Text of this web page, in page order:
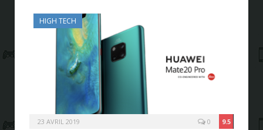
HIGH TECH
23 AVRIL 2019 9.5
0